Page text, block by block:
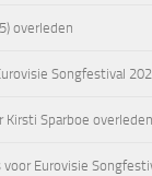
overleden
Songfestival
Sparboe overleden
Eurovisie